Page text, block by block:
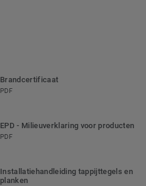
Brandcertificaat
PDF
EPD - Milieuverklaring voor producten
PDF
Installatiehandleiding tappijttegels en
planken